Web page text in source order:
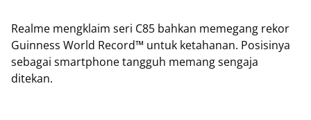
Realme mengklaim seri C85 bahkan memegang rekor
Guinness World Record™ untuk ketahanan. Posisinya
sebagai smartphone tangguh memang sengaja
ditekan.